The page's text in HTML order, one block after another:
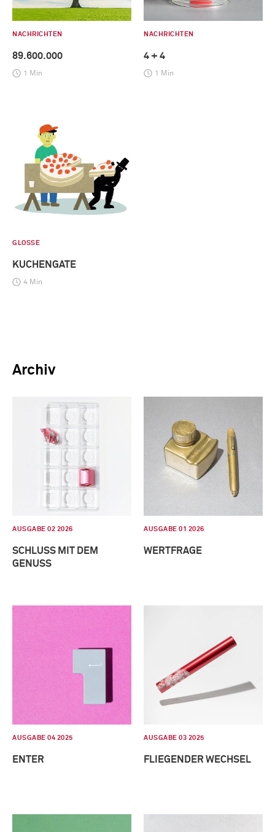
NACHRICHTEN
89.600.000
1 Min
NACHRICHTEN
4 + 4
1 Min
GLOSSE
KUCHENGATE
4 Min
Archiv
AUSGABE 02 2026
SCHLUSS MIT DEM
GENUSS
AUSGABE 01 2026
WERTFRAGE
AUSGABE 04 2025
ENTER
AUSGABE 03 2025
FLIEGENDER WECHSEL